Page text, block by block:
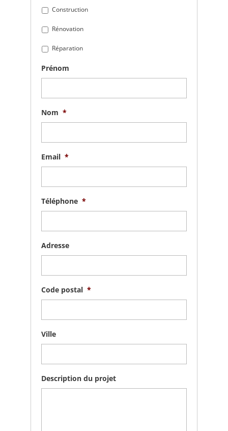
Construction
Rénovation
Réparation
Prénom
Nom *
Email *
Téléphone *
Adresse
Code postal *
Ville
Description du projet